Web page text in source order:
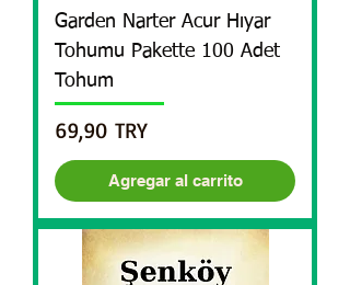
Garden Narter Acur Hıyar
Tohumu Pakette 100 Adet
Tohum
Precio
69,90 TRY
Agregar al carrito